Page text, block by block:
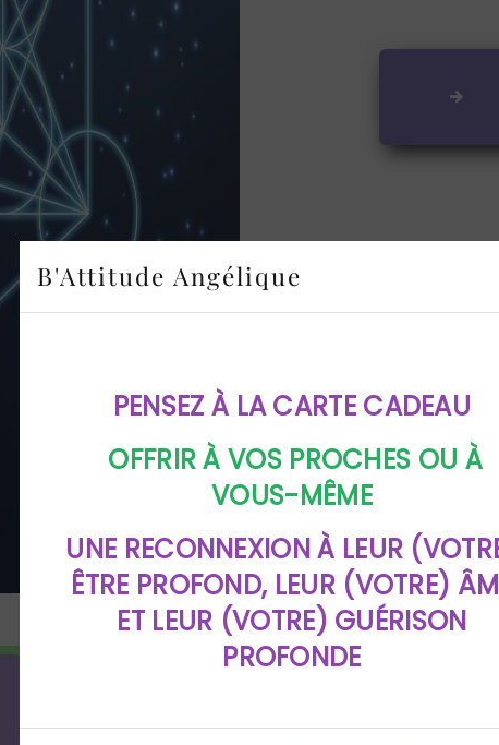
B'Attitude Angélique
PENSEZ À LA CARTE CADEAU
OFFRIR À VOS PROCHES OU À
VOUS-MÊME
UNE RECONNEXION À LEUR
ÊTRE PROFOND, LEUR (VOTRE)
ET LEUR (VOTRE) GUÉRISON
PROFONDE